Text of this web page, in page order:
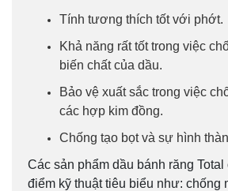
Tính tương thích tốt với phớt.
Khả năng rất tốt trong việc
biến chất của dầu.
Bảo vệ xuất sắc trong việc
các hợp kim đồng.
Chống tạo bọt và sự hình
Các sản phẩm dầu bánh răng
điểm kỹ thuật tiêu biểu như: chống